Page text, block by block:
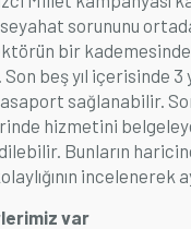
sorununu
bir
beş yıl içerisinde
sağlanabilir.
hizmetini
Bunların
incelenerek
var